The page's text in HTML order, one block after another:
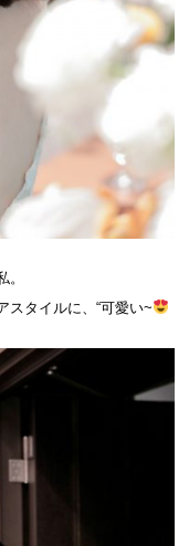
スタイルに、“可愛い~